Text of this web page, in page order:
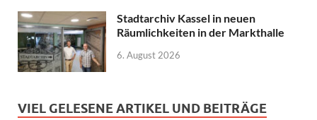
Stadtarchiv Kassel in neuen
Räumlichkeiten in der Markthalle
6. August 2026
VIEL GELESENE ARTIKEL UND BEITRÄGE